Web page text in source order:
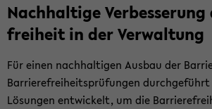
Nach­hal­ti­ge
frei­heit in der Ver­wal­tung
Für einen nach­hal­ti­gen Aus­bau der
Bar­rie­re­frei­heits­prü­fun­gen durch­ge­führt
Lö­sun­gen ent­wi­ckelt, um die